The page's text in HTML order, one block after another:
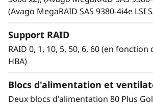
limité, répondre aux besoins
capacité actuels et futurs et la
de serveur/du stockage. Elle
surexploitation du stockage sur
interne et offre une capacité
froid.
Eléments communs à l'unité
(Avago MegaRAID SAS 9380-4i4e LSI
Support RAID
RAID 0, 1, 10, 5, 50, 6, 60 (en
HBA)
Blocs d'alimentation et
Deux blocs d'alimentation 80 Plus